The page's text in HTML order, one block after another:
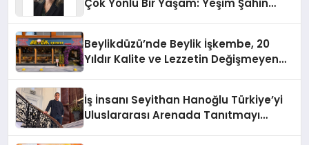
Çok Yönlü Bir Yaşam: Yeşim Şahin
Beylikdüzü’nde Beylik İşkembe, 20
Yıldır Kalite ve Lezzetin Değişmeyen
İş İnsanı Seyithan Hanoğlu Türkiye’yi
Uluslararası Arenada Tanıtmayı